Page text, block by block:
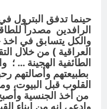
حينما تدفق البترول
الرافدين مصدراً
والكل يتسابق في
العراقية ) من خلال
الطائفية الهجينة … ؛
بطبيعتهم وأصالتهم
القلوب قبل البيوت،
من أخذ الجنسية
وادعى انه من ابناء